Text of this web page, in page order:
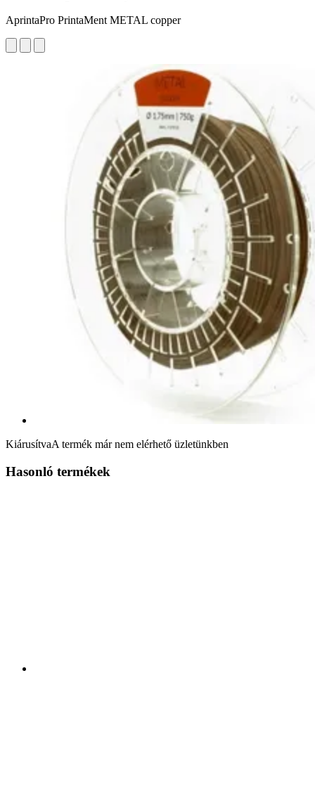
AprintaPro PrintaMent METAL copper
KiárusítvaA termék már nem elérhető üzletünkben
Hasonló termékek